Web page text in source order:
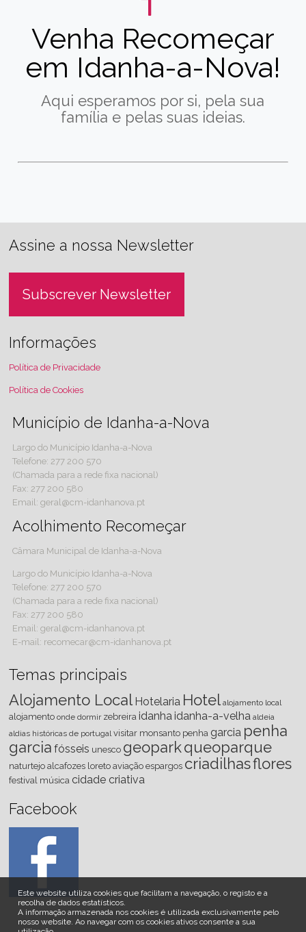
Este website utiliza cookies que facilitam a navegação, o registo e a
recolha de dados estatísticos.
A informação armazenada nos cookies é utilizada exclusivamente pelo
nosso website.Ao navegar com os cookies ativos consente a sua
Venha Recomeçar
em Idanha-a-Nova!
Aqui esperamos por si, pela sua
família e pelas suas ideias.
Assine a nossa Newsletter
Subscrever Newsletter
Informações
Política de Privacidade
Política de Cookies
Município de Idanha-a-Nova
Largo do Município Idanha-a-Nova
Telefone: 277 200 570
(Chamada para a rede fixa nacional)
Fax: 277 200 580
Email: geral@cm-idanhanova.pt
Acolhimento Recomeçar
Câmara Municipal de Idanha-a-Nova
Largo do Município Idanha-a-Nova
Telefone: 277 200 570
(Chamada para a rede fixa nacional)
Fax: 277 200 580
Email: geral@cm-idanhanova.pt
E-mail: recomecar@cm-idanhanova.pt
Temas principais
Alojamento Local Hotelaria Hotel alojamento local
alojamento onde dormir zebreira idanhaidanha-a-velha aldeia
aldias históricas de portugal visitar monsanto penha garcia penha
garcia fósseis unesco geoparkqueoparque
naturtejo alcafozes loreto aviação espargos criadilhasflores
festival música cidade criativa
Facebook